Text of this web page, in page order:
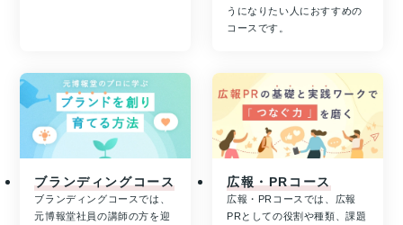
うになりたい人におすすめの
コースです。
ブランディングコース
ブランディングコースでは、
元博報堂社員の講師の方を迎
広報・PRコース
広報・PRコースでは、広報
PRとしての役割や種類、課題